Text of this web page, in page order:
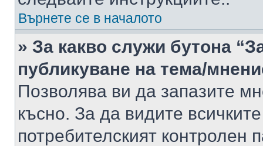
Върнете се в началото
» За какво служи бутона
публикуване на тема/
Позволява ви да запазите
късно. За да видите
потребителският контролен